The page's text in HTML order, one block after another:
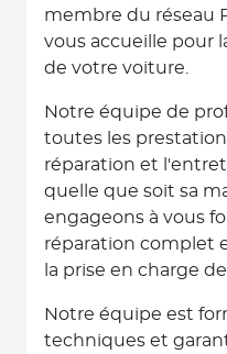
membre du réseau
vous accueille pour
de votre voiture.
Notre équipe de
toutes les
réparation et
quelle que soit sa
engageons à vous
réparation complet
la prise en charge
Notre équipe est
techniques et